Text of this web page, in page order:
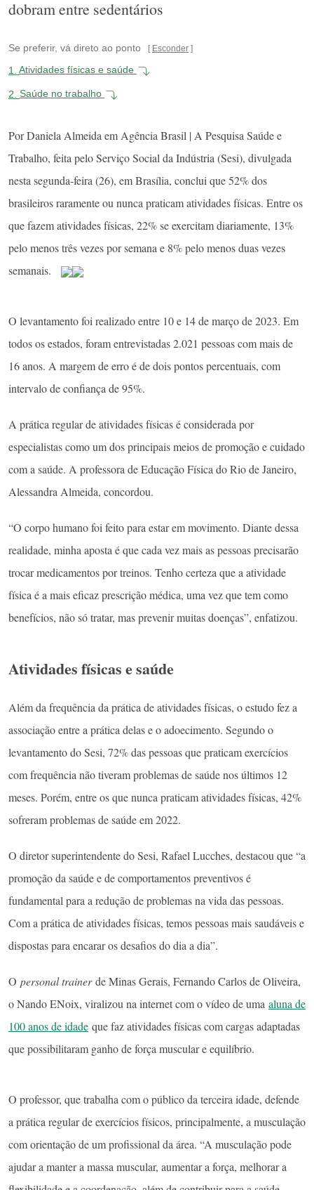
dobram entre sedentários
Se preferir, vá direto ao ponto Esconder
1. Atividades físicas e saúde
2. Saúde no trabalho
Por Daniela Almeida em Agência Brasil | A Pesquisa Saúde e
Trabalho, feita pelo Serviço Social da Indústria (Sesi), divulgada
nesta segunda-feira (26), em Brasília, conclui que 52% dos
brasileiros raramente ou nunca praticam atividades físicas. Entre os
que fazem atividades físicas, 22% se exercitam diariamente, 13%
pelo menos três vezes por semana e 8% pelo menos duas vezes
semanais.
O levantamento foi realizado entre 10 e 14 de março de 2023. Em
todos os estados, foram entrevistadas 2.021 pessoas com mais de
16 anos. A margem de erro é de dois pontos percentuais, com
intervalo de confiança de 95%.
A prática regular de atividades físicas é considerada por
especialistas como um dos principais meios de promoção e cuidado
com a saúde. A professora de Educação Física do Rio de Janeiro,
Alessandra Almeida, concordou.
“O corpo humano foi feito para estar em movimento. Diante dessa
realidade, minha aposta é que cada vez mais as pessoas precisarão
trocar medicamentos por treinos. Tenho certeza que a atividade
física é a mais eficaz prescrição médica, uma vez que tem como
benefícios, não só tratar, mas prevenir muitas doenças”, enfatizou.
Atividades físicas e saúde
Além da frequência da prática de atividades físicas, o estudo fez a
associação entre a prática delas e o adoecimento. Segundo o
levantamento do Sesi, 72% das pessoas que praticam exercícios
com frequência não tiveram problemas de saúde nos últimos 12
meses. Porém, entre os que nunca praticam atividades físicas, 42%
sofreram problemas de saúde em 2022.
O diretor superintendente do Sesi, Rafael Lucches, destacou que “a
promoção da saúde e de comportamentos preventivos é
fundamental para a redução de problemas na vida das pessoas.
Com a prática de atividades físicas, temos pessoas mais saudáveis e
dispostas para encarar os desafios do dia a dia”.
O personal trainerde Minas Gerais, Fernando Carlos de Oliveira,
o Nando ENoix, viralizou na internet com o vídeo de uma aluna de
100 anos de idade que faz atividades físicas com cargas adaptadas
que possibilitaram ganho de força muscular e equilíbrio.
O professor, que trabalha com o público da terceira idade, defende
a prática regular de exercícios físicos, principalmente, a musculação
com orientação de um profissional da área. “A musculação pode
ajudar a manter a massa muscular, aumentar a força, melhorar a